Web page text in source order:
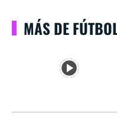
MÁS DE